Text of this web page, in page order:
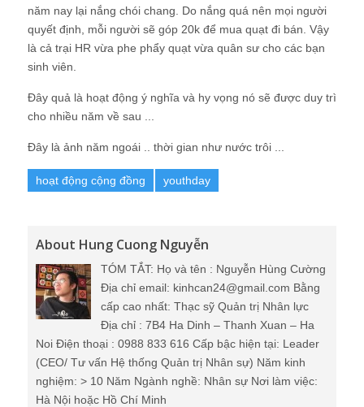
năm nay lại nắng chói chang. Do nắng quá nên mọi người
quyết định, mỗi người sẽ góp 20k để mua quạt đi bán. Vậy
là cả trại HR vừa phe phẩy quạt vừa quân sư cho các bạn
sinh viên.
Đây quả là hoạt động ý nghĩa và hy vọng nó sẽ được duy trì
cho nhiều năm về sau ...
Đây là ảnh năm ngoái .. thời gian như nước trôi ...
hoạt động cộng đồng youthday
About Hung Cuong Nguyễn
TÓM TẮT: Họ và tên : Nguyễn Hùng Cường
Địa chỉ email: kinhcan24@gmail.com Bằng
cấp cao nhất: Thạc sỹ Quản trị Nhân lực
Địa chỉ : 7B4 Ha Dinh – Thanh Xuan – Ha
Noi Điện thoại : 0988 833 616 Cấp bậc hiện tại: Leader
(CEO/ Tư vấn Hệ thống Quản trị Nhân sự) Năm kinh
nghiệm: > 10 Năm Ngành nghề: Nhân sự Nơi làm việc:
Hà Nội hoặc Hồ Chí Minh